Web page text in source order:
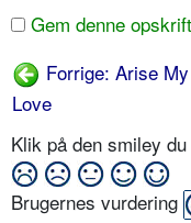
Gem denne
Forrige: Arise My
Love
Klik på den smiley
Brugernes vurdering